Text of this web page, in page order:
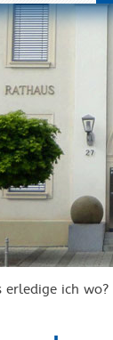
ich wo?